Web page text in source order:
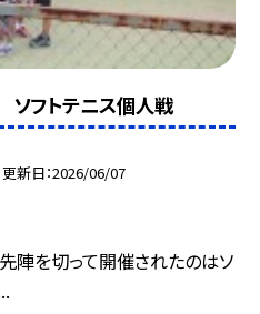
フトテニス個人戦
更新日 2026/06/07
陣を切って開催されたのはソ